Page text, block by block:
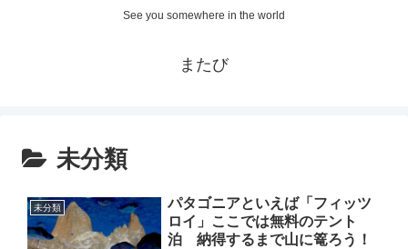
See you somewhere in the world
またび
未分類
未分類
パタゴニアといえば「フィッツ
ロイ」ここでは無料のテント
泊 納得するまで山に篭ろう！